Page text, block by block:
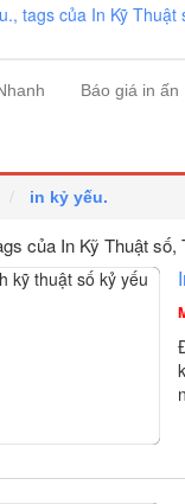
Báo giá in ấn
in kỷ yếu.
của In Kỹ Thuật số,